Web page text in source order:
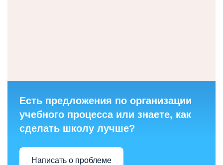
Есть предложения по организации
учебного процесса или знаете, как
сделать школу лучше?
Написать о проблеме